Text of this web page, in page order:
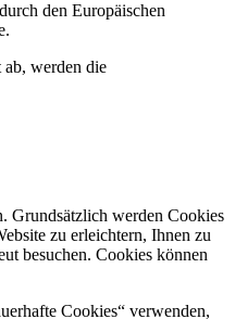
den Europäischen
ab, werden die
Grundsätzlich werden Cookies
zu erleichtern, Ihnen zu
besuchen. Cookies können
Cookies“ verwenden,